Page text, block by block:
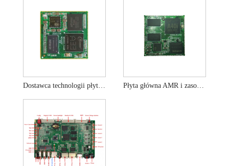
Dostawca technologii płyt AMR i rozwiązań w zakresie wyświetlaczy LCD Płyta główna AMR i zasoby oprogramowania